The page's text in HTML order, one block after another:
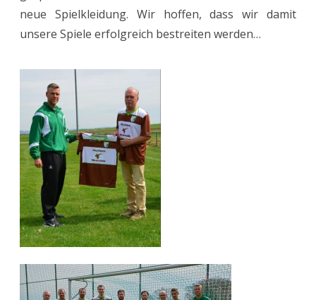
neue Spielkleidung. Wir hoffen, dass wir damit
unsere Spiele erfolgreich bestreiten werden…